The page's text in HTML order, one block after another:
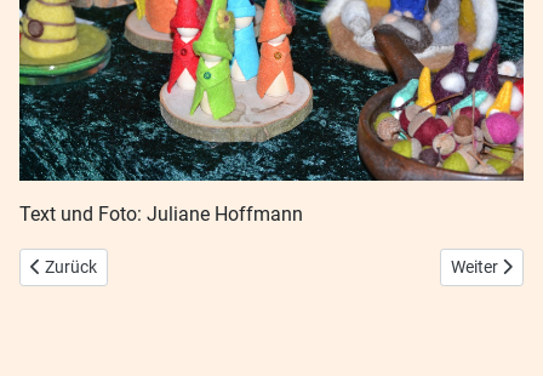
Text und Foto: Juliane Hoffmann
Vorheriger Beitrag: Fasching 2025
Zurück Nächster
Weiter